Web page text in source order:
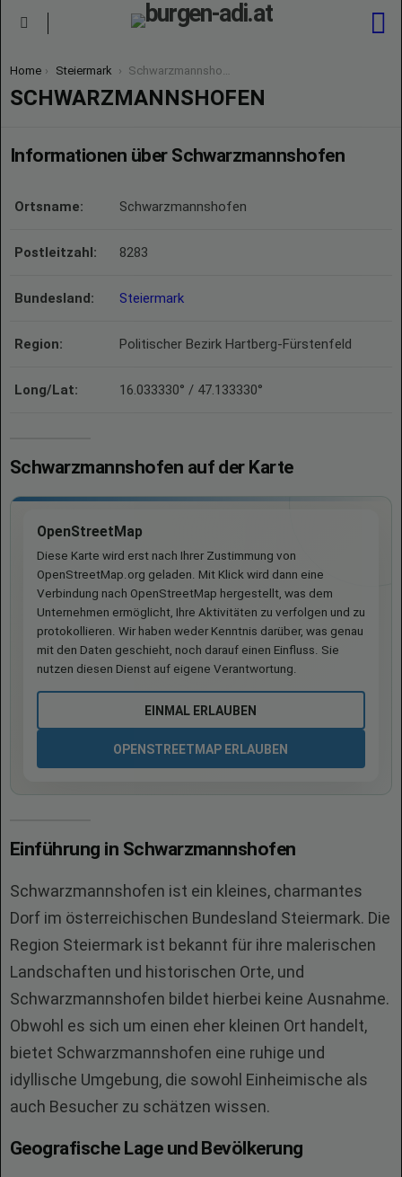
You are here:
Home Steiermark Schwarzmannshofen
SCHWARZMANNSHOFEN
Informationen über Schwarzmannshofen
Ortsname: Schwarzmannshofen
Postleitzahl: 8283
Bundesland: Steiermark
Region: Politischer Bezirk Hartberg-Fürstenfeld
Long/Lat: 16.033330° / 47.133330°
Schwarzmannshofen auf der Karte
OpenStreetMap
Diese Karte wird erst nach Ihrer Zustimmung von
OpenStreetMap.org geladen. Mit Klick wird dann eine
Verbindung nach OpenStreetMap hergestellt, was dem
Unternehmen ermöglicht, Ihre Aktivitäten zu verfolgen und zu
protokollieren. Wir haben weder Kenntnis darüber, was genau
mit den Daten geschieht, noch darauf einen Einfluss. Sie
nutzen diesen Dienst auf eigene Verantwortung.
EINMAL ERLAUBEN
OPENSTREETMAP ERLAUBEN
Einführung in Schwarzmannshofen
Schwarzmannshofen ist ein kleines, charmantes
Dorf im österreichischen Bundesland Steiermark. Die
Region Steiermark ist bekannt für ihre malerischen
Landschaften und historischen Orte, und
Schwarzmannshofen bildet hierbei keine Ausnahme.
Obwohl es sich um einen eher kleinen Ort handelt,
bietet Schwarzmannshofen eine ruhige und
idyllische Umgebung, die sowohl Einheimische als
auch Besucher zu schätzen wissen.
Geografische Lage und Bevölkerung